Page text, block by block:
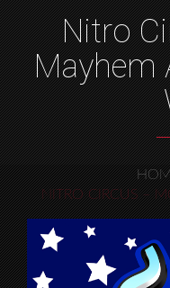
Nitro
Mayhem
NITRO CIRCUS –